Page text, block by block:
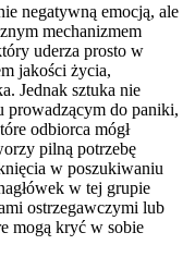
negatywną emocją, ale
mechanizmem
uderza prosto w
jakości życia,
Jednak sztuka nie
prowadzącym do paniki,
odbiorca mógł
pilną potrzebę
w poszukiwaniu
w tej grupie
ostrzegawczymi lub
mogą kryć w sobie